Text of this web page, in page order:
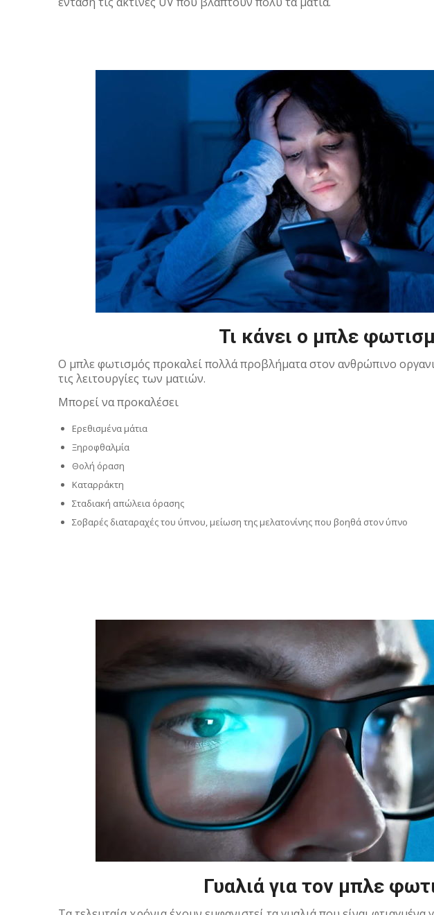
Τι κάνει ο μπλε
Ο μπλε φωτισμός προκαλεί πολλά προβλήματα στον ανθρώπινο
τις λειτουργίες των ματιών.
Μπορεί να προκαλέσει
Ερεθισμένα μάτια
Ξηροφθαλμία
Θολή όραση
Καταρράκτη
Σταδιακή απώλεια όρασης
Σοβαρές διαταραχές του ύπνου, μείωση της μελατονίνης που βοηθά στον ύπνο
Γυαλιά για τον μπλε